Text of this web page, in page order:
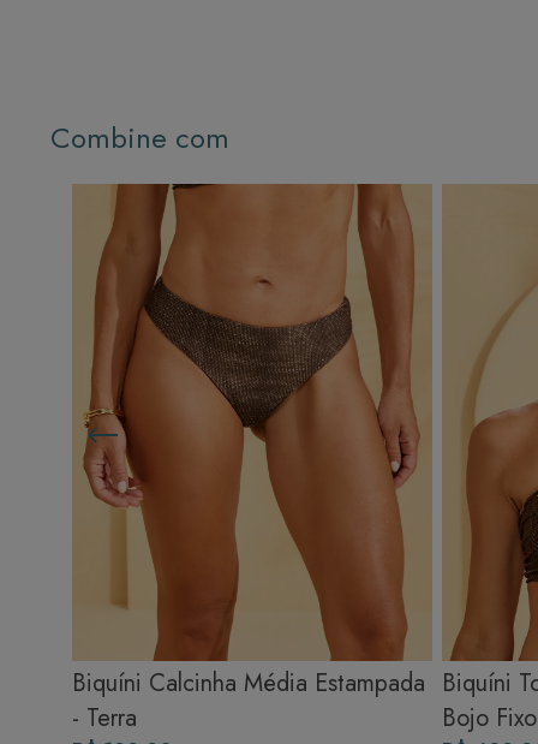
Combine com
Biquíni Calcinha Média Estampada
- Terra
Biquíni
Bojo